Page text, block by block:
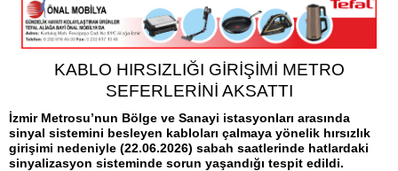
KABLO HIRSIZLIĞI GİRİŞİMİ METRO
SEFERLERİNİ AKSATTI
İzmir Metrosu’nun Bölge ve Sanayi istasyonları arasında
sinyal sistemini besleyen kabloları çalmaya yönelik hırsızlık
girişimi nedeniyle (22.06.2026) sabah saatlerinde hatlardaki
sinyalizasyon sisteminde sorun yaşandığı tespit edildi.